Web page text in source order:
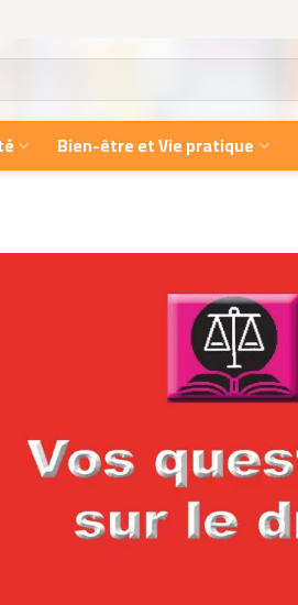
Bien-être et Vie pratique